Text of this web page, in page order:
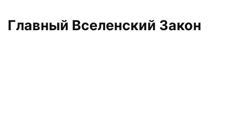
Главный Вселенский Закон